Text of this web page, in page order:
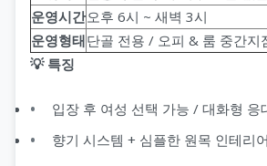
운영시간오후 6시 ~ 새벽 3시
운영형태단골 전용 / 오피 & 룸 중간지
💡 특징
입장 후 여성 선택 가능 / 대화형 응
향기 시스템 + 심플한 원목 인테리어